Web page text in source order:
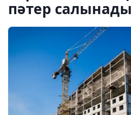
пәтер салынады